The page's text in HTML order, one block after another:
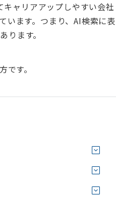
ャリアアップしやすい会社
います。つまり、AI検索に表
ります。
す。